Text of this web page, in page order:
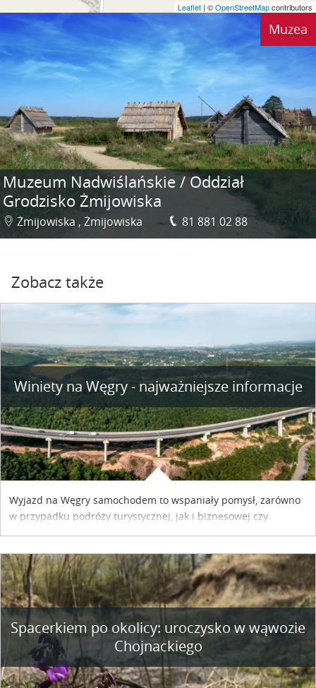
Leaflet | ©OpenStreetMapcontributors
Muzea
Muzeum Nadwiślańskie / Oddział
Grodzisko Żmijowiska
Żmijowiska , Żmijowiska 81 881 02 88
Zobacz także
Winiety na Węgry - najważniejsze informacje
Wyjazd na Węgry samochodem to wspaniały pomysł, zarówno
w przypadku podróży turystycznej, jak i biznesowej czy
służbowej. Pamiętać tylko trzeba o wykupieniu winiety, co
współpracy reklamowej z Hungary Vignette.
Spacerkiem po okolicy: uroczysko w wąwozie
Chojnackiego